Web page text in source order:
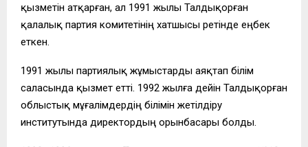
қызметін атқарған, ал 1991 жылы Талдықорған
қалалық партия комитетінің хатшысы ретінде еңбек
еткен.
1991 жылы партиялық жұмыстарды аяқтап білім
саласында қызмет етті. 1992 жылға дейін Талдықорған
облыстық мұғалімдердің білімін жетілдіру
институтында директордың орынбасары болды.